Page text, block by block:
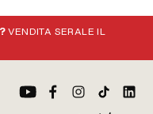
VENDITA SERALE IL